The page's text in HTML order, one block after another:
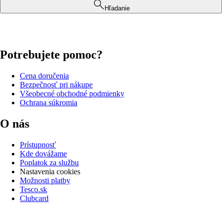
Hľadanie
Potrebujete pomoc?
Cena doručenia
Bezpečnosť pri nákupe
Všeobecné obchodné podmienky
Ochrana súkromia
O nás
Prístupnosť
Kde dovážame
Poplatok za službu
Nastavenia cookies
Možnosti platby
Tesco.sk
Clubcard